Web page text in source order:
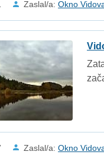
Zaslal/a:Okno
Zaslal/a:Okno